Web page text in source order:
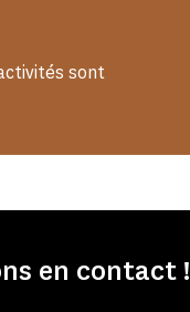
sont
en contact !